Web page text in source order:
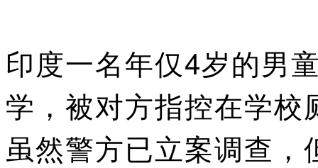
印度一名年仅4岁的男
学，被对方指控在学
虽然警方已立案调查